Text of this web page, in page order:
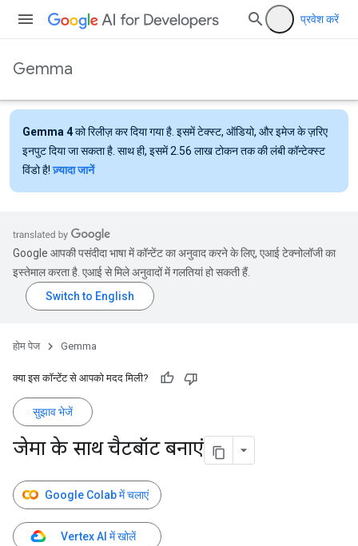
प्रवेश करें
Gemma
Gemma 4को रिलीज़ कर दिया गया है. इसमें टेक्स्ट, ऑडियो, और इमेज के ज़रिए
इनपुट दिया जा सकता है. साथ ही, इसमें 2.56 लाख टोकन तक की लंबी कॉन्टेक्स्ट
विंडो है!ज़्यादा जानें
Google आपकी पसंदीदा भाषा में कॉन्टेंट का अनुवाद करने के लिए, एआई टेक्नोलॉजी का
इस्तेमाल करता है. एआई से मिले अनुवादों में गलतियां हो सकती हैं.
होम पेज Gemma
क्या इस कॉन्टेंट से आपको मदद मिली?
सुझाव भेजें
जेमा के साथ चैटबॉट बनाएं
Google Colab में चलाएं
Vertex AI में खोलें